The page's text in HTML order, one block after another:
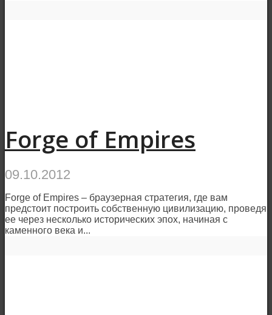
Forge of Empires
09.10.2012
Forge of Empires – браузерная стратегия, где вам
предстоит построить собственную цивилизацию, проведя
ее через несколько исторических эпох, начиная с
каменного века и...